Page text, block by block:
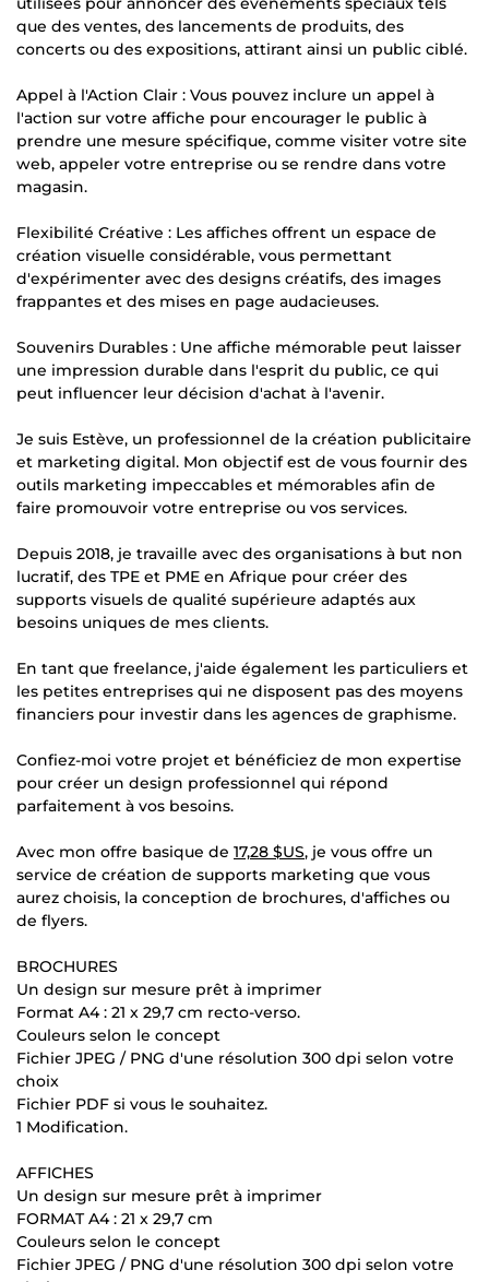
que des ventes, des lancements de produits, des
concerts ou des expositions, attirant ainsi un public ciblé.
Appel à l'Action Clair : Vous pouvez inclure un appel à
l'action sur votre affiche pour encourager le public à
prendre une mesure spécifique, comme visiter votre site
web, appeler votre entreprise ou se rendre dans votre
magasin.
Flexibilité Créative : Les affiches offrent un espace de
création visuelle considérable, vous permettant
d'expérimenter avec des designs créatifs, des images
frappantes et des mises en page audacieuses.
Souvenirs Durables : Une affiche mémorable peut laisser
une impression durable dans l'esprit du public, ce qui
peut influencer leur décision d'achat à l'avenir.
Je suis Estève, un professionnel de la création publicitaire
et marketing digital. Mon objectif est de vous fournir des
outils marketing impeccables et mémorables afin de
faire promouvoir votre entreprise ou vos services.
Depuis 2018, je travaille avec des organisations à but non
lucratif, des TPE et PME en Afrique pour créer des
supports visuels de qualité supérieure adaptés aux
besoins uniques de mes clients.
En tant que freelance, j'aide également les particuliers et
les petites entreprises qui ne disposent pas des moyens
financiers pour investir dans les agences de graphisme.
Confiez-moi votre projet et bénéficiez de mon expertise
pour créer un design professionnel qui répond
parfaitement à vos besoins.
Avec mon offre basique de 17,28 $US, je vous offre un
service de création de supports marketing que vous
aurez choisis, la conception de brochures, d'affiches ou
de flyers.
BROCHURES
Un design sur mesure prêt à imprimer
Format A4 : 21 x 29,7 cm recto-verso.
Couleurs selon le concept
Fichier JPEG / PNG d'une résolution 300 dpi selon votre
choix
Fichier PDF si vous le souhaitez.
1 Modification.
AFFICHES
Un design sur mesure prêt à imprimer
FORMAT A4 : 21 x 29,7 cm
Couleurs selon le concept
Fichier JPEG / PNG d'une résolution 300 dpi selon votre